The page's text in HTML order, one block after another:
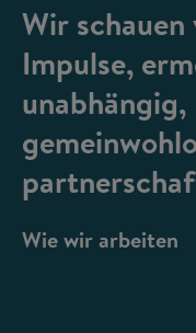
Wir schauen
Impulse,
unabhängig,
Wie wir arbeiten